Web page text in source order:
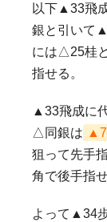
以下▲33飛
銀と引いて
には△25桂
指せる。
▲33飛成に
△同銀は
狙って先手
角で後手指せ
よって▲34